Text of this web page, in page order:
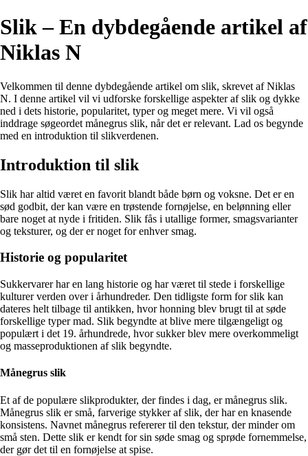
Slik – En dybdegående artikel af
Niklas N
Velkommen til denne dybdegående artikel om slik, skrevet af Niklas
N. I denne artikel vil vi udforske forskellige aspekter af slik og dykke
ned i dets historie, popularitet, typer og meget mere. Vi vil også
inddrage søgeordet månegrus slik, når det er relevant. Lad os begynde
med en introduktion til slikverdenen.
Introduktion til slik
Slik har altid været en favorit blandt både børn og voksne. Det er en
sød godbit, der kan være en trøstende fornøjelse, en belønning eller
bare noget at nyde i fritiden. Slik fås i utallige former, smagsvarianter
og teksturer, og der er noget for enhver smag.
Historie og popularitet
Sukkervarer har en lang historie og har været til stede i forskellige
kulturer verden over i århundreder. Den tidligste form for slik kan
dateres helt tilbage til antikken, hvor honning blev brugt til at søde
forskellige typer mad. Slik begyndte at blive mere tilgængeligt og
populært i det 19. århundrede, hvor sukker blev mere overkommeligt
og masseproduktionen af slik begyndte.
Månegrus slik
Et af de populære slikprodukter, der findes i dag, er månegrus slik.
Månegrus slik er små, farverige stykker af slik, der har en knasende
konsistens. Navnet månegrus refererer til den tekstur, der minder om
små sten. Dette slik er kendt for sin søde smag og sprøde fornemmelse,
der gør det til en fornøjelse at spise.